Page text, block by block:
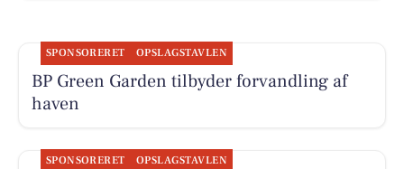
SPONSORERET OPSLAGSTAVLEN
BP Green Garden tilbyder forvandling af
haven
SPONSORERET OPSLAGSTAVLEN